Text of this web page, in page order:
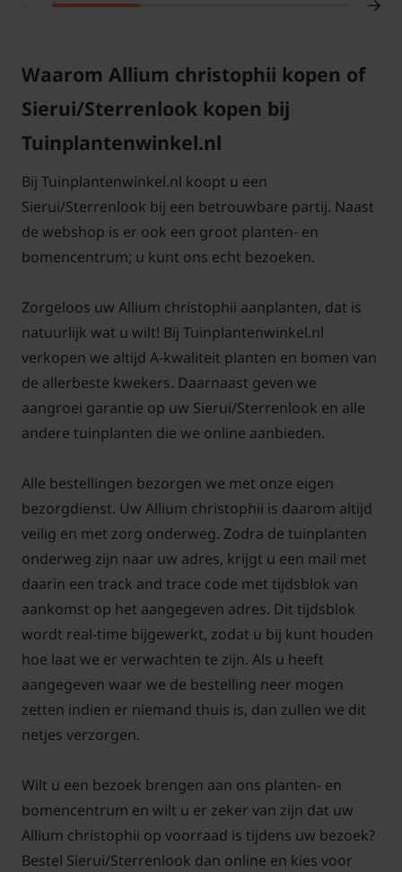
bollen en een betere bloei.
Veelgestelde vragen over Allium
christophii:
De grote lila bloeibol verschijnt in mei juni. De
prachtige klassieke sierui heeft een luchtig karakter.
De bloeibol bestaat uit vele kleine stervormige
bloemetjes. Als de bloemen zijn uitgebloeid kan men
deze gebruiken in een boeket van droogbloemen.
Mag u sterrenlook organische mest
geven?
De Allium christophii mag u in het voorjaar
eventueel wat organische mest bij geven. Dit zorgt
dat de bollen zich goed gaan ontwikkelen. Deze
allium soort
is een van de vele soorten uit de
lookfamilie en ook verwant aan de ui die we
gebruiken in de keuken. Allium christophii is een
trouwe terugkomer in de tuin. De Allium christophii
kan goed worden gecombineerd met grassen en
vaste planten en is zeker een plant die het zelfs in
een rotstuin goed doet.
Trekken de bloemen van deze Sierui
insecten aan?
De bloemen verschijnen in mei juni. De plant trekt
Waarom Allium christophii kopen of
Sierui/Sterrenlook kopen bij
Tuinplantenwinkel.nl
Bij Tuinplantenwinkel.nl koopt u een
Sierui/Sterrenlook bij een betrouwbare partij. Naast
de webshop is er ook een groot planten- en
bomencentrum; u kunt ons echt bezoeken.
Zorgeloos uw Allium christophii aanplanten, dat is
natuurlijk wat u wilt! Bij Tuinplantenwinkel.nl
verkopen we altijd A-kwaliteit planten en bomen van
de allerbeste kwekers. Daarnaast geven we
aangroei garantie op uw Sierui/Sterrenlook en alle
andere tuinplanten die we online aanbieden.
Alle bestellingen bezorgen we met onze eigen
bezorgdienst. Uw Allium christophii is daarom altijd
veilig en met zorg onderweg. Zodra de tuinplanten
onderweg zijn naar uw adres, krijgt u een mail met
daarin een track and trace code met tijdsblok van
aankomst op het aangegeven adres. Dit tijdsblok
wordt real-time bijgewerkt, zodat u bij kunt houden
hoe laat we er verwachten te zijn. Als u heeft
aangegeven waar we de bestelling neer mogen
zetten indien er niemand thuis is, dan zullen we dit
netjes verzorgen.
Wilt u een bezoek brengen aan ons planten- en
bomencentrum en wilt u er zeker van zijn dat uw
Allium christophii op voorraad is tijdens uw bezoek?
Bestel Sierui/Sterrenlook dan online en kies voor